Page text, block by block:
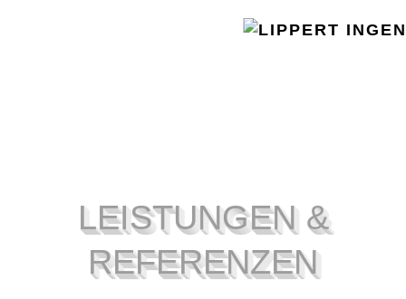
LEISTUNGEN &
REFERENZEN